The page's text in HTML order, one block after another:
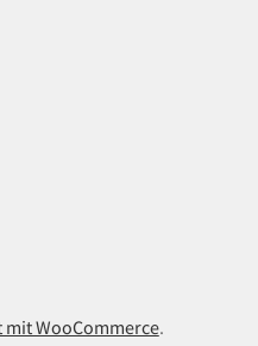
mit WooCommerce.